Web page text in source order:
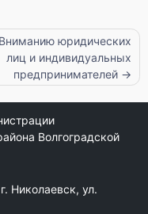
Вниманию юридических
лиц и индивидуальных
предпринимателей
Волгоградской
Николаевск, ул.